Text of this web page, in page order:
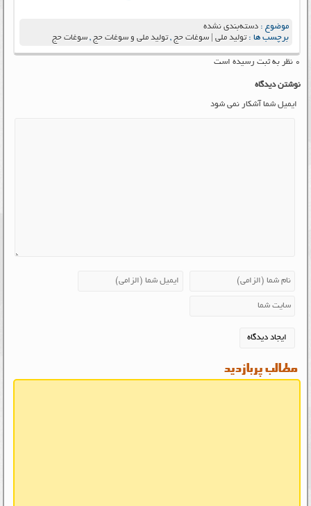
موضوع :دسته‌بندی نشده
برچسب ها :تولید ملی | سوغات حج ,تولید ملی و سوغات حج ,سوغات حج
۰ نظر به ثبت رسیده است
نوشتن دیدگاه
ایمیل شما آشکار نمی شود
مطالب پربازدید